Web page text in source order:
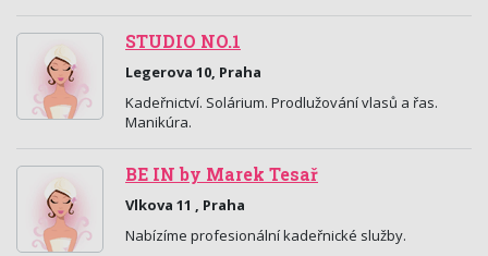
STUDIO NO.1
Legerova 10, Praha
Kadeřnictví. Solárium. Prodlužování vlasů a řas.
Manikúra.
BE IN by Marek Tesař
Vlkova 11 , Praha
Nabízíme profesionální kadeřnické služby.